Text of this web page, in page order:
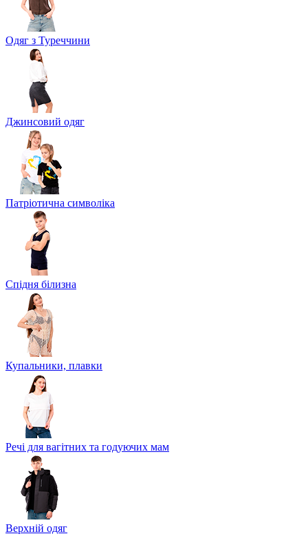
Одяг з Туреччини
Джинсовий одяг
Патріотична символіка
Спідня білизна
Купальники, плавки
Речі для вагітних та годуючих мам
Верхній одяг